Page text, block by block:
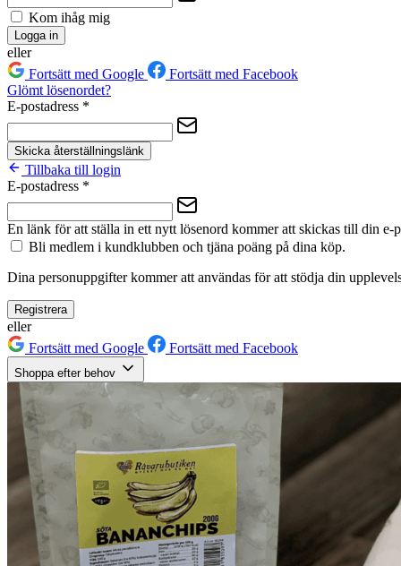
Kom ihåg mig
Logga in
eller
Fortsätt med Google
Fortsätt med Facebook
Glömt lösenordet?
E-postadress *
Skicka återställningslänk
Tillbaka till login
E-postadress *
En länk för att ställa in ett nytt lösenord kommer att skickas till din e-
Bli medlem i kundklubben och tjäna poäng på dina köp.
Dina personuppgifter kommer att användas för att stödja din
Registrera
eller
Fortsätt med Google
Fortsätt med Facebook
Shoppa efter behov